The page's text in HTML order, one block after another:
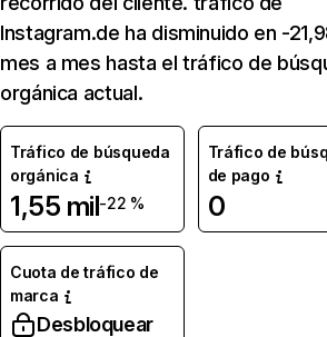
Instagram.de ha disminuido en -
mes a mes hasta el tráfico de
orgánica actual.
Tráfico de búsqueda
orgánica
1,55 mil-22 %
Tráfico de
de pago
0
Cuota de tráfico de
marca
Desbloquear